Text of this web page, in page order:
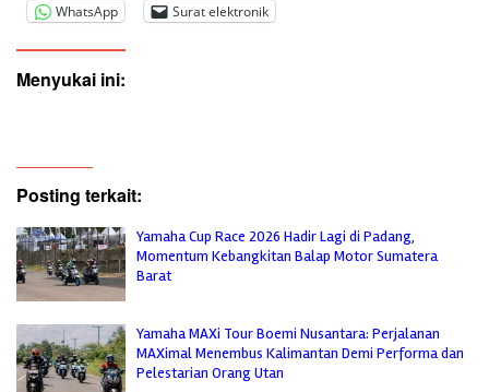
WhatsApp
Surat elektronik
Menyukai ini:
Posting terkait:
Yamaha Cup Race 2026 Hadir Lagi di Padang,
Momentum Kebangkitan Balap Motor Sumatera
Barat
Yamaha MAXi Tour Boemi Nusantara: Perjalanan
MAXimal Menembus Kalimantan Demi Performa dan
Pelestarian Orang Utan